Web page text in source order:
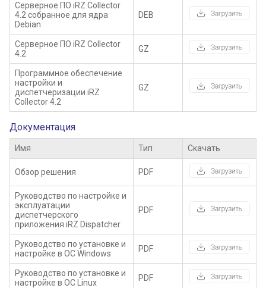
Серверное ПО iRZ Collector
4.2 собранное для ядра
Debian
DEB
Серверное ПО iRZ Collector
4.2
GZ
Программное обеспечение
настройки и
диспетчеризации iRZ
Collector 4.2
GZ
Документация
Имя Тип Скачать
Обзор решения PDF
Руководство по настройке и
эксплуатации
диспетчерского
приложения iRZ Dispatcher
PDF
Руководство по установке и
настройке в ОС Windows
PDF
Руководство по установке и
настройке в ОС Linux
PDF